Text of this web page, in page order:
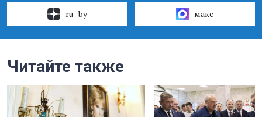
ru–by макс
Читайте также